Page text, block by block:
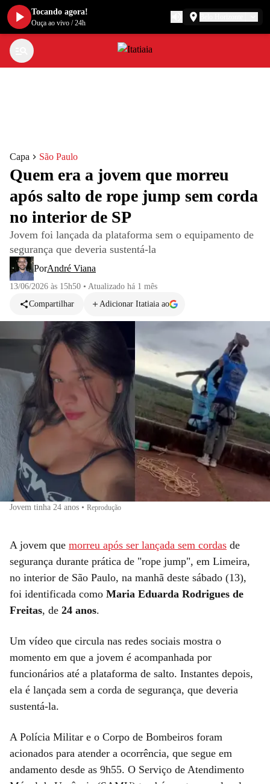
Capa São Paulo
Quem era a jovem que morreu
após salto de rope jump sem corda
no interior de SP
Jovem foi lançada da plataforma sem o equipamento de
segurança que deveria sustentá-la
PorAndré Viana
13/06/2026 às 15h50 • Atualizado há 1 mês
Compartilhar
Adicionar Itatiaia ao
Jovem tinha 24 anos • Reprodução
A jovem que morreu após ser lançada sem cordas de
segurança durante prática de "rope jump", em Limeira,
no interior de São Paulo, na manhã deste sábado (13),
foi identificada como Maria Eduarda Rodrigues de
Freitas, de 24 anos.
Um vídeo que circula nas redes sociais mostra o
momento em que a jovem é acompanhada por
funcionários até a plataforma de salto. Instantes depois,
ela é lançada sem a corda de segurança, que deveria
sustentá-la.
A Polícia Militar e o Corpo de Bombeiros foram
acionados para atender a ocorrência, que segue em
andamento desde as 9h55. O Serviço de Atendimento
Tocando agora!
Ouça ao vivo /24h